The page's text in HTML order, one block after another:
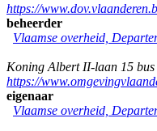
https://
beheerder
Vlaamse overheid,
Koning Albert II-laan 15 bus
https://
eigenaar
Vlaamse overheid,